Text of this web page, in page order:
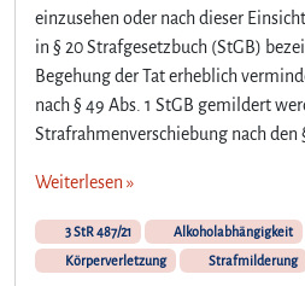
einzusehen oder nach dieser
in § 20 Strafgesetzbuch (StGB)
Begehung der Tat erheblich
nach § 49 Abs. 1 StGB gemildert
Strafrahmenverschiebung nach den
Weiterlesen »
3 StR 487/21 Alkoholabhängigkeit
Körperverletzung
Strafmilderung